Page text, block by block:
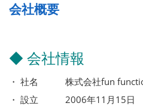
会社概要
◆ 会社情報
・ 社名 株式会社fun function
・ 設立 2006年11月15日